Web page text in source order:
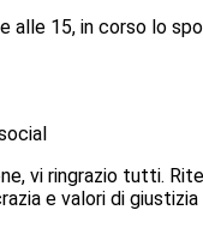
alle 15, in corso lo
vi ringrazio tutti.
e valori di